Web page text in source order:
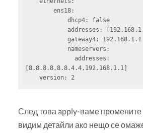
        ens18:
            dhcp4: false
            gateway4: 192.168.1.1
[8.8.8.8,8.8.4.4,192.168.1.1]
    version: 2
След това apply-ваме промените
видим детайли ако нещо се